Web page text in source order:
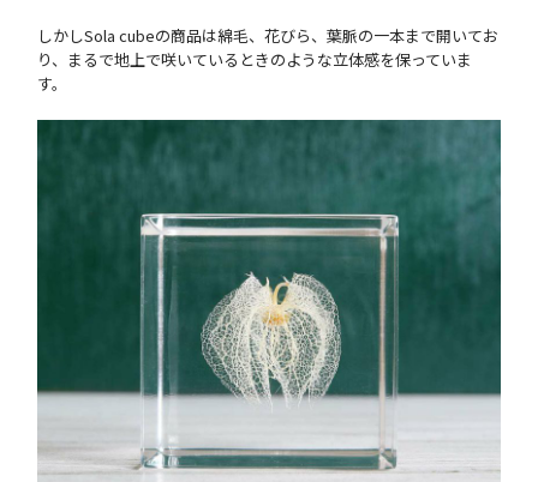
しかしSola cubeの商品は綿毛、花びら、葉脈の一本まで開いてお
り、まるで地上で咲いているときのような立体感を保っていま
す。